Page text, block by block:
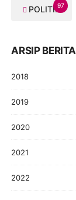
POLITIK97
ARSIP BERITA
2018
2019
2020
2021
2022